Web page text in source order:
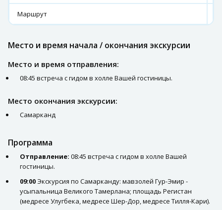
Маршрут
Место и время начала / окончания экскурсии
Место и время отправления:
08:45 встреча с гидом в холле Вашей гостиницы.
Место окончания экскурсии:
Самарканд
Программа
Отправление: 08:45 встреча с гидом в холле Вашей
гостиницы.
09:00 Экскурсия по Самарканду: мавзолей Гур-Эмир -
усыпальница Великого Тамерлана; площадь Регистан
(медресе Улугбека, медресе Шер-Дор, медресе Тилля-Кари).